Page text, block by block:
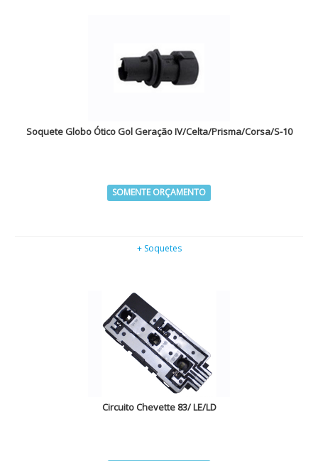
Soquete Globo Ótico Gol Geração IV/Celta/Prisma/Corsa/S-10
SOMENTE ORÇAMENTO
+ Soquetes
Circuito Chevette 83/ LE/LD